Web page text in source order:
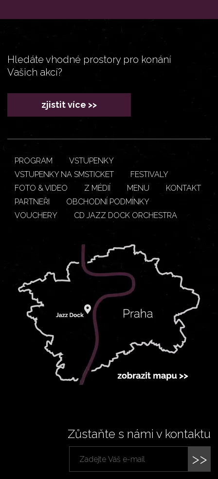
Hledáte vhodné prostory pro konání
Vašich akcí?
zjistit více >>
PROGRAM
VSTUPENKY
VSTUPENKY NA SMSTICKET
FESTIVALY
FOTO & VIDEO
Z MÉDIÍ MENU
KONTAKT
PARTNEŘI
OBCHODNÍ PODMÍNKY
VOUCHERY
CD JAZZ DOCK ORCHESTRA
Zůstaňte s námi v kontaktu
>>